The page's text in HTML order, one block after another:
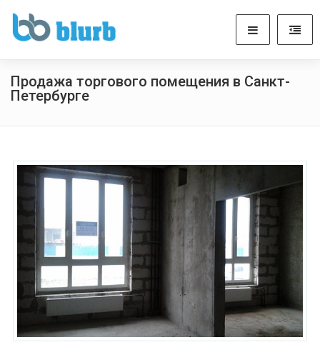
Продажа торгового помещения в Санкт-
Петербурге